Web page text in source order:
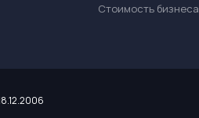
Стоимость бизнеса